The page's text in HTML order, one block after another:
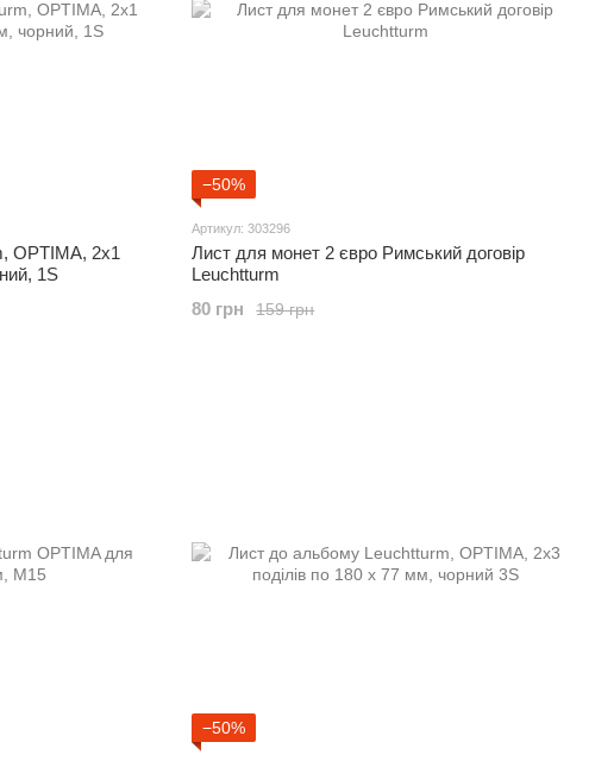
OPTIMA, 2x1
1S
−50%
Артикул: 303296
Лист для монет 2 євро Римський договір
Leuchtturm
159 грн
80 грн
−50%